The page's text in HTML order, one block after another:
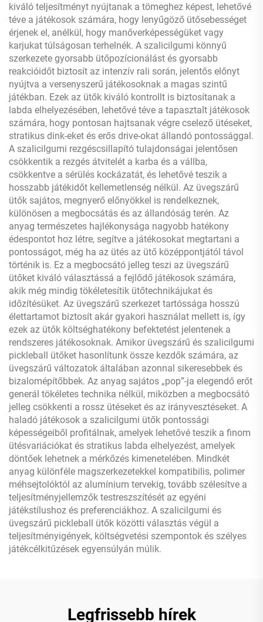
kiváló teljesítményt nyújtanak a tömeghez képest, lehetővé
téve a játékosok számára, hogy lenyűgöző ütősebességet
érjenek el, anélkül, hogy manőverképességüket vagy
karjukat túlságosan terhelnék. A szalicilgumi könnyű
szerkezete gyorsabb ütőpozícionálást és gyorsabb
reakcióidőt biztosít az intenzív rali során, jelentős előnyt
nyújtva a versenyszerű játékosoknak a magas szintű
játékban. Ezek az ütők kiváló kontrollt is biztosítanak a
labda elhelyezésében, lehetővé téve a tapasztalt játékosok
számára, hogy pontosan hajtsanak végre cselező ütéseket,
stratikus dink-eket és erős drive-okat állandó pontossággal.
A szalicilgumi rezgéscsillapító tulajdonságai jelentősen
csökkentik a rezgés átvitelét a karba és a vállba,
csökkentve a sérülés kockázatát, és lehetővé teszik a
hosszabb játékidőt kellemetlenség nélkül. Az üvegszárű
ütők sajátos, megnyerő előnyökkel is rendelkeznek,
különösen a megbocsátás és az állandóság terén. Az
anyag természetes hajlékonysága nagyobb hatékony
édespontot hoz létre, segítve a játékosokat megtartani a
pontosságot, még ha az ütés az ütő középpontjától távol
történik is. Ez a megbocsátó jelleg teszi az üvegszárű
ütőket kiváló választássá a fejlődő játékosok számára,
akik még mindig tökéletesítik ütőtechnikájukat és
időzítésüket. Az üvegszárű szerkezet tartóssága hosszú
élettartamot biztosít akár gyakori használat mellett is, így
ezek az ütők költséghatékony befektetést jelentenek a
rendszeres játékosoknak. Amikor üvegszárű és szalicilgumi
pickleball ütőket hasonlítunk össze kezdők számára, az
üvegszárű változatok általában azonnal sikeresebbek és
bizalomépítőbbek. Az anyag sajátos „pop”-ja elegendő erőt
generál tökéletes technika nélkül, miközben a megbocsátó
jelleg csökkenti a rossz ütéseket és az irányvesztéseket. A
haladó játékosok a szalicilgumi ütők pontossági
képességeiből profitálnak, amelyek lehetővé teszik a finom
ütésvariációkat és stratikus labda elhelyezést, amelyek
döntőek lehetnek a mérkőzés kimenetelében. Mindkét
anyag különféle magszerkezetekkel kompatibilis, polimer
méhsejtolóktól az alumínium tervekig, tovább szélesítve a
teljesítményjellemzők testreszszítését az egyéni
játékstílushoz és preferenciákhoz. A szalicilgumi és
üvegszárű pickleball ütők közötti választás végül a
teljesítményigények, költségvetési szempontok és szélyes
játékcélkitűzések egyensúlyán múlik.
Legfrissebb hírek